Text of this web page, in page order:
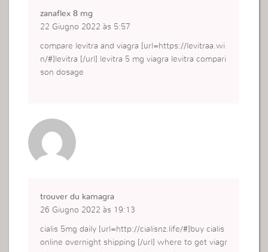
zanaflex 8 mg
22 Giugno 2022 às 5:57
compare levitra and viagra [url=https://levitraa.wi
n/#]levitra [/url] levitra 5 mg viagra levitra compari
son dosage
trouver du kamagra
26 Giugno 2022 às 19:13
cialis 5mg daily [url=http://cialisnz.life/#]buy cialis
online overnight shipping [/url] where to get viagr